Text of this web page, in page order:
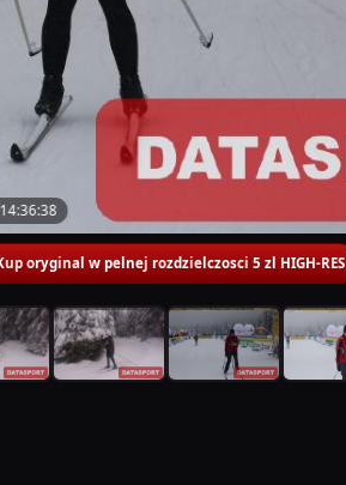
oryginal w pelnej rozdzielczosci 5 zl HIGH-RES